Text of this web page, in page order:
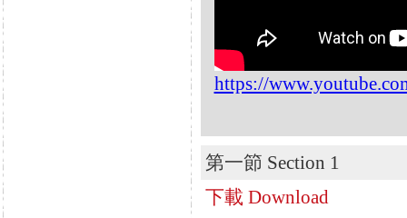
https://
第一節 Section 1
下載 Download